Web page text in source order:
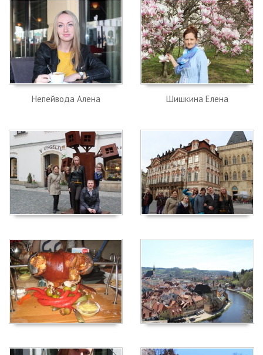
Непейвода Алена Шишкина Елена